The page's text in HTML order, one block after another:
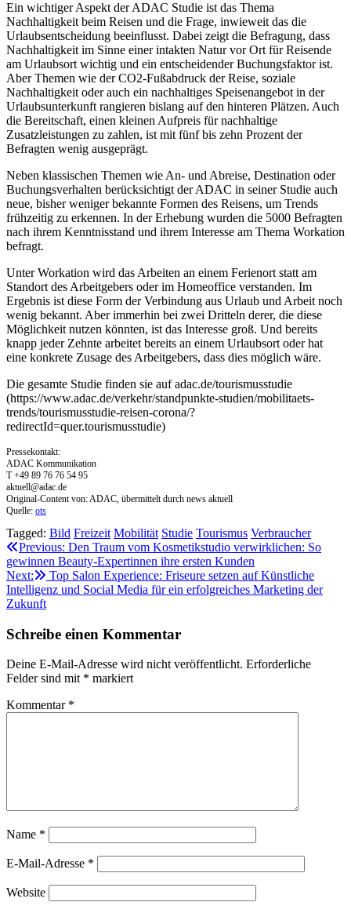
Ein wichtiger Aspekt der ADAC Studie ist das Thema
Nachhaltigkeit beim Reisen und die Frage, inwieweit das die
Urlaubsentscheidung beeinflusst. Dabei zeigt die Befragung, dass
Nachhaltigkeit im Sinne einer intakten Natur vor Ort für Reisende
am Urlaubsort wichtig und ein entscheidender Buchungsfaktor ist.
Aber Themen wie der CO2-Fußabdruck der Reise, soziale
Nachhaltigkeit oder auch ein nachhaltiges Speisenangebot in der
Urlaubsunterkunft rangieren bislang auf den hinteren Plätzen. Auch
die Bereitschaft, einen kleinen Aufpreis für nachhaltige
Zusatzleistungen zu zahlen, ist mit fünf bis zehn Prozent der
Befragten wenig ausgeprägt.
Neben klassischen Themen wie An- und Abreise, Destination oder
Buchungsverhalten berücksichtigt der ADAC in seiner Studie auch
neue, bisher weniger bekannte Formen des Reisens, um Trends
frühzeitig zu erkennen. In der Erhebung wurden die 5000 Befragten
nach ihrem Kenntnisstand und ihrem Interesse am Thema Workation
befragt.
Unter Workation wird das Arbeiten an einem Ferienort statt am
Standort des Arbeitgebers oder im Homeoffice verstanden. Im
Ergebnis ist diese Form der Verbindung aus Urlaub und Arbeit noch
wenig bekannt. Aber immerhin bei zwei Dritteln derer, die diese
Möglichkeit nutzen könnten, ist das Interesse groß. Und bereits
knapp jeder Zehnte arbeitet bereits an einem Urlaubsort oder hat
eine konkrete Zusage des Arbeitgebers, dass dies möglich wäre.
Die gesamte Studie finden sie auf adac.de/tourismusstudie
(https://www.adac.de/verkehr/standpunkte-studien/mobilitaets-
trends/tourismusstudie-reisen-corona/?
redirectId=quer.tourismusstudie)
Pressekontakt:
ADAC Kommunikation
T +49 89 76 76 54 95
aktuell@adac.de
Original-Content von: ADAC, übermittelt durch news aktuell
Quelle: ots
Tagged: Bild Freizeit Mobilität Studie Tourismus Verbraucher
Beitragsnavigation
Previous: Den Traum vom Kosmetikstudio verwirklichen: So
gewinnen Beauty-Expertinnen ihre ersten Kunden
Next:
Top Salon Experience: Friseure setzen auf Künstliche
Intelligenz und Social Media für ein erfolgreiches Marketing der
Zukunft
Schreibe einen Kommentar
Deine E-Mail-Adresse wird nicht veröffentlicht. Erforderliche
Felder sind mit * markiert
Kommentar *
Name *
E-Mail-Adresse *
Website